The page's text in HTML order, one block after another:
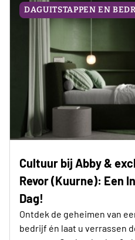
DAGUITSTAPPEN EN
Cultuur bij Abby &
Revor (Kuurne): Een
Dag!
Ontdek de geheimen van
bedrijf én laat u verrassen